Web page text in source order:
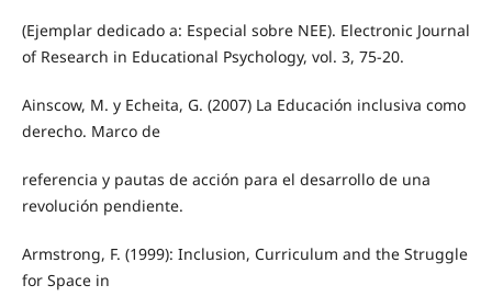
(Ejemplar dedicado a: Especial sobre NEE). Electronic Journal
of Research in Educational Psychology, vol. 3, 75-20.
Ainscow, M. y Echeita, G. (2007) La Educación inclusiva como
derecho. Marco de
referencia y pautas de acción para el desarrollo de una
revolución pendiente.
Armstrong, F. (1999): Inclusion, Curriculum and the Struggle
for Space in